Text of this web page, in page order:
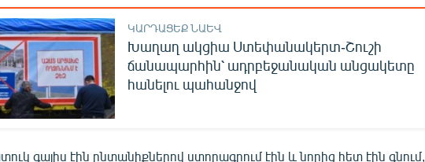
ԿԱՐԴԱՑԵՔ ՆԱԵՎ
Խաղաղ ակցիա Ստեփանակերտ-Շուշի
ճանապարհին՝ ադրբեջանական անցակետը
հանելու պահանջով
գալիս էին ընտանիքներով ստորագրում էին և նորից հետ էին գնում,